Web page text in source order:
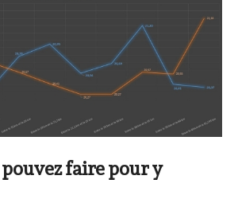
pouvez faire pour y